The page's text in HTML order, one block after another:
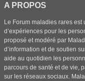
A PROPOS
Le Forum maladies rares est
d’expériences pour les
proposé et modéré par
d’information et de soutien
aide au quotidien les
parcours de santé et de vie,
sur les réseaux sociaux.